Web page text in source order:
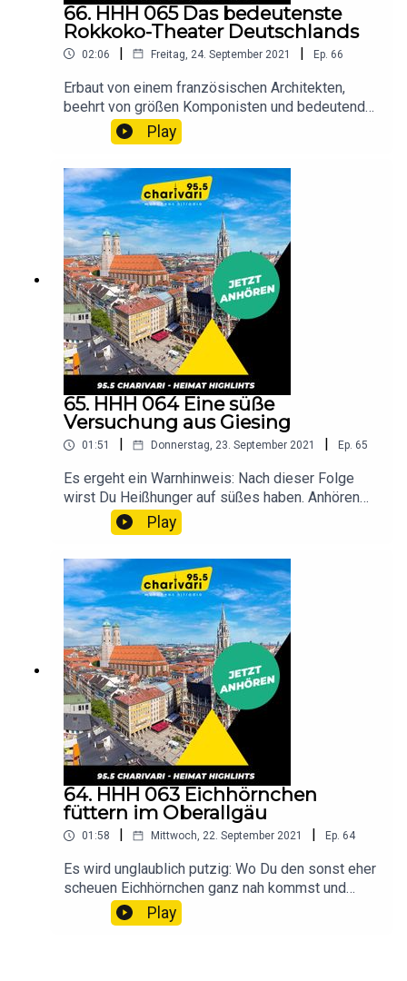
66. HHH 065 Das bedeutenste
Rokkoko-Theater Deutschlands
02:06 | Freitag, 24. September 2021 | Ep. 66
Erbaut von einem französischen Architekten,
beehrt von größen Komponisten und bedeutend
für die Kunstgeschichte. Wo dieses
prestigeträchtige Theater steht, hörst Du hier.
Play
65. HHH 064 Eine süße
Versuchung aus Giesing
01:51 | Donnerstag, 23. September 2021 | Ep. 65
Es ergeht ein Warnhinweis: Nach dieser Folge
wirst Du Heißhunger auf süßes haben. Anhören
auf eigene Gefahr. Aber es lohnt sich!
Play
64. HHH 063 Eichhörnchen
füttern im Oberallgäu
01:58 | Mittwoch, 22. September 2021 | Ep. 64
Es wird unglaublich putzig: Wo Du den sonst eher
scheuen Eichhörnchen ganz nah kommst und
vielleicht sogar eines streicheln kannst, das
erfährst Du hier. Hör rein!
Play